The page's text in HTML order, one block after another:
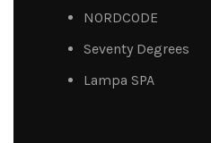
NORDCODE
Seventy Degrees
Lampa SPA